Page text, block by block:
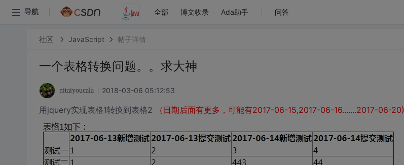
导航 全部 博文收录 Ada助手 问答
社区 JavaScript 帖子详情
一个表格转换问题。。求大神
nitaiyoucala 2018-03-06 05:12:53
用jquery实现表格1转换到表格2 （日期后面有更多，可能有2017-06-15,2017-06-16.......2017-06-20)